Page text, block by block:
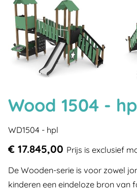
Wood 1504 -
WD1504 - hpl
€ 17.845,00 Prijs is exclusief
De Wooden-serie is voor zowel
kinderen een eindeloze bron van